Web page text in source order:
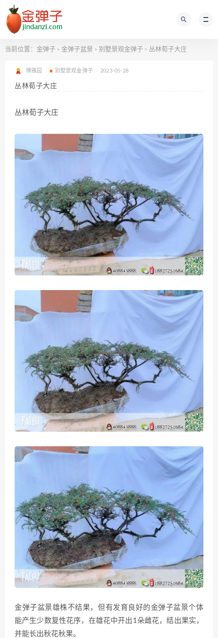
当前位置： 金弹子 > 金弹子盆景 > 别墅景观金弹子 > 丛林荀子大庄
博雅园 别墅景观金弹子 2023-05-28
丛林荀子大庄
丛林荀子大庄
金弹子盆景雄株不结果，但有发育良好的金弹子盆景个体
能产生少数复性花序，在雄花中开出1朵雌花，结出果实，
并能长出秋花秋果。